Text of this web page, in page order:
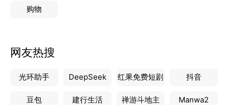
购物
网友热搜
光环助手 DeepSeek 红果免费短剧 抖音
豆包 建行生活 禅游斗地主 Manwa2